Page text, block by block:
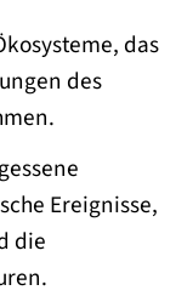
das
des
Ereignisse,
die